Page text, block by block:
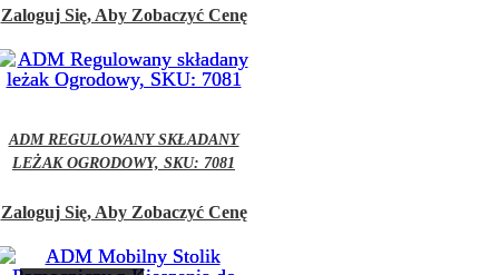
Zaloguj Się, Aby Zobaczyć Cenę
ADM REGULOWANY SKŁADANY
LEŻAK OGRODOWY, SKU: 7081
Zaloguj Się, Aby Zobaczyć Cenę